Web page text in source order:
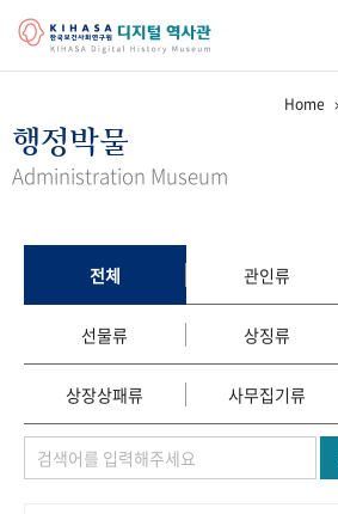
걸어온 길 기관 변천사
정책과 연구 키워드로 보는 연구 역사
간행물 변천사
기록물 아카이브
사진 아카이브 문서 기록물 행정박물
Home
행정박물
Administration Museum
전체 관인류
선물류 상징류
상장상패류 사무집기류